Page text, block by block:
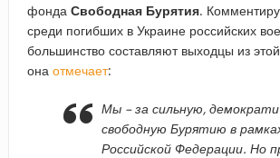
фонда Свободная Бурятия.
среди погибших в Украине российских
большинство составляют выходцы из
она отмечает:
Мы – за сильную,
свободную Бурятию в
Российской Федерации. Но